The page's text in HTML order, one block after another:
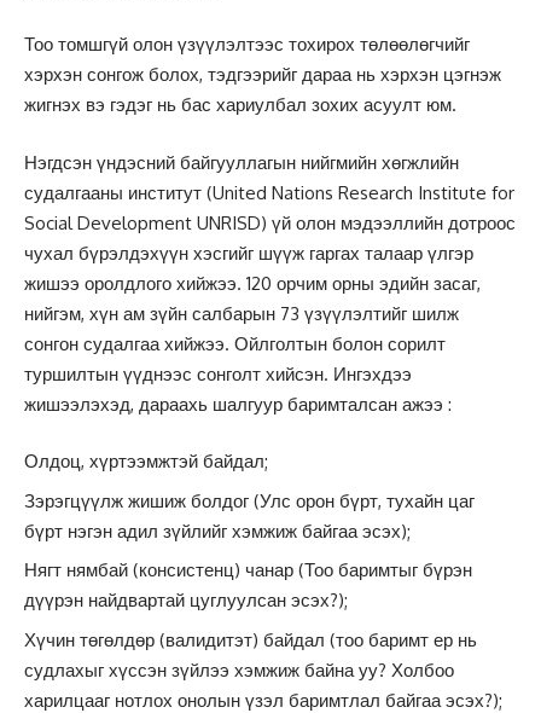
Тоо томшгүй олон үзүүлэлтээс тохирох төлөөлөгчийг
хэрхэн сонгож болох, тэдгээрийг дараа нь хэрхэн цэгнэж
жигнэх вэ гэдэг нь бас хариулбал зохих асуулт юм.
Нэгдсэн үндэсний байгууллагын нийгмийн хөгжлийн
судалгааны институт (United Nations Research Institute for
Social Development UNRISD) үй олон мэдээллийн дотроос
чухал бүрэлдэхүүн хэсгийг шүүж гаргах талаар үлгэр
жишээ оролдлого хийжээ. 120 орчим орны эдийн засаг,
нийгэм, хүн ам зүйн салбарын 73 үзүүлэлтийг шилж
сонгон судалгаа хийжээ. Ойлголтын болон сорилт
туршилтын үүднээс сонголт хийсэн. Ингэхдээ
жишээлэхэд, дараахь шалгуур баримталсан ажээ :
Олдоц, хүртээмжтэй байдал;
Зэрэгцүүлж жишиж болдог (Улс орон бүрт, тухайн цаг
бүрт нэгэн адил зүйлийг хэмжиж байгаа эсэх);
Нягт нямбай (консистенц) чанар (Тоо баримтыг бүрэн
дүүрэн найдвартай цуглуулсан эсэх?);
Хүчин төгөлдөр (валидитэт) байдал (тоо баримт ер нь
судлахыг хүссэн зүйлээ хэмжиж байна уу? Холбоо
харилцааг нотлох онолын үзэл баримтлал байгаа эсэх?);